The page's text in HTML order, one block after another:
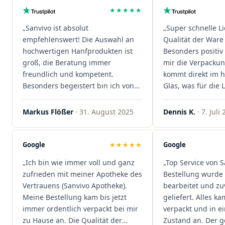
★★★★★
„Sanvivo ist absolut
empfehlenswert! Die Auswahl an
hochwertigen Hanfprodukten ist
groß, die Beratung immer
freundlich und kompetent.
Besonders begeistert bin ich von
der schnellen Rezeptannahme –
alles läuft unkompliziert und
sind extrem zügig, was mir jedes
Mal viel Zeit spart. Man merkt,
Kundenzufriedenheit an erster
Stelle stehen. Vielen Dank an das
Team von Sanvivo – ich bin
rundum begeistert!"
Markus Flößer · 31. August 2025
„Super schnelle
Qualität der
Besonders
mir die
kommt direkt im
Glas, was für die
ist. Ich bestelle
wieder!"
Dennis K. · 7. Juli
Google ★★★★★
„Ich bin wie immer voll und ganz
zufrieden mit meiner Apotheke des
Vertrauens (Sanvivo Apotheke).
Meine Bestellung kam bis jetzt
immer ordentlich verpackt bei mir
zu Hause an. Die Qualität der
Google
„Top Service von
Bestellung wurde
bearbeitet und
geliefert. Alles
verpackt und in
Zustand an. Der